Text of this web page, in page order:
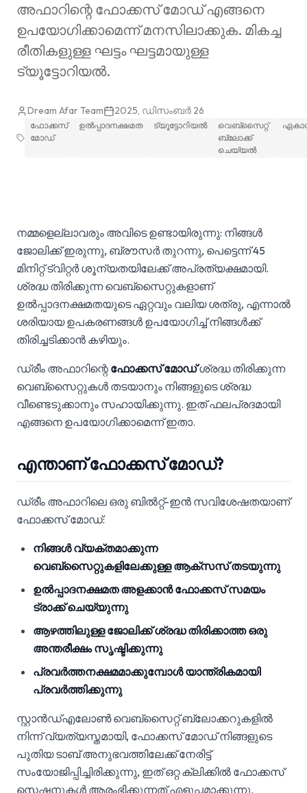
അഫാറിന്റെ ഫോക്കസ് മോഡ് എങ്ങനെ
ഉപയോഗിക്കാമെന്ന് മനസിലാക്കുക. മികച്ച
രീതികളുള്ള ഘട്ടം ഘട്ടമായുള്ള
ട്യൂട്ടോറിയൽ.
Dream Afar Team 2025, ഡിസംബർ 26
ഫോക്കസ്
മോഡ്
ഉല്‍‌പ്പാദനക്ഷമത ട്യൂട്ടോറിയൽ
വെബ്‌സൈറ്റ്
ബ്ലോക്ക്
ചെയ്യൽ
നമ്മളെല്ലാവരും അവിടെ ഉണ്ടായിരുന്നു: നിങ്ങൾ
ജോലിക്ക് ഇരുന്നു, ബ്രൗസർ തുറന്നു, പെട്ടെന്ന് 45
മിനിറ്റ് ട്വിറ്റർ ശൂന്യതയിലേക്ക് അപ്രത്യക്ഷമായി.
ശ്രദ്ധ തിരിക്കുന്ന വെബ്‌സൈറ്റുകളാണ്
ഉൽപ്പാദനക്ഷമതയുടെ ഏറ്റവും വലിയ ശത്രു, എന്നാൽ
ശരിയായ ഉപകരണങ്ങൾ ഉപയോഗിച്ച് നിങ്ങൾക്ക്
തിരിച്ചടിക്കാൻ കഴിയും.
ഡ്രീം അഫാറിന്റെ ഫോക്കസ് മോഡ്ശ്രദ്ധ തിരിക്കുന്ന
വെബ്‌സൈറ്റുകൾ തടയാനും നിങ്ങളുടെ ശ്രദ്ധ
വീണ്ടെടുക്കാനും സഹായിക്കുന്നു. ഇത് ഫലപ്രദമായി
എങ്ങനെ ഉപയോഗിക്കാമെന്ന് ഇതാ.
എന്താണ് ഫോക്കസ് മോഡ്?
ഡ്രീം അഫാറിലെ ഒരു ബിൽറ്റ്-ഇൻ സവിശേഷതയാണ്
ഫോക്കസ് മോഡ്:
നിങ്ങൾ വ്യക്തമാക്കുന്ന
വെബ്‌സൈറ്റുകളിലേക്കുള്ള ആക്‌സസ് തടയുന്നു
ഉൽപ്പാദനക്ഷമത അളക്കാൻ ഫോക്കസ് സമയം
ട്രാക്ക് ചെയ്യുന്നു
ആഴത്തിലുള്ള ജോലിക്ക് ശ്രദ്ധ തിരിക്കാത്ത ഒരു
അന്തരീക്ഷം സൃഷ്ടിക്കുന്നു
പ്രവർത്തനക്ഷമമാക്കുമ്പോൾ യാന്ത്രികമായി
പ്രവർത്തിക്കുന്നു
സ്റ്റാൻഡ്എലോൺ വെബ്‌സൈറ്റ് ബ്ലോക്കറുകളിൽ
നിന്ന് വ്യത്യസ്തമായി, ഫോക്കസ് മോഡ് നിങ്ങളുടെ
പുതിയ ടാബ് അനുഭവത്തിലേക്ക് നേരിട്ട്
സംയോജിപ്പിച്ചിരിക്കുന്നു, ഇത് ഒറ്റ ക്ലിക്കിൽ ഫോക്കസ്
സെഷനുകൾ ആരംഭിക്കുന്നത് എളുപ്പമാക്കുന്നു.